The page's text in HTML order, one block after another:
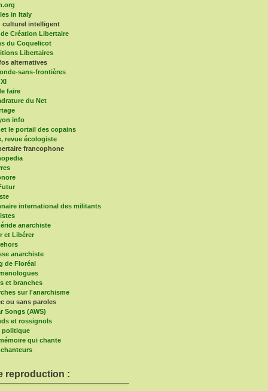
in Italy
culturel intelligent
Création Libertaire
du Coquelicot
Libertaires
alternatives
sans-frontières
faire
du Net
info
le portail des copains
revue écologiste
francophone
international des militants
anarchiste
et Libérer
anarchiste
de Floréal
et branches
sur l'anarchisme
ou sans paroles
Songs (AWS)
et rossignols
politique
qui chante
reproduction :